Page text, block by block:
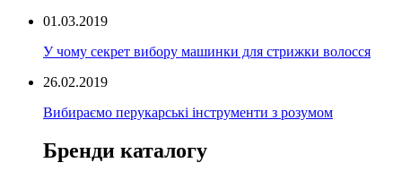
01.03.2019
У чому секрет вибору машинки для стрижки волосся
26.02.2019
Вибираємо перукарські інструменти з розумом
Бренди каталогу